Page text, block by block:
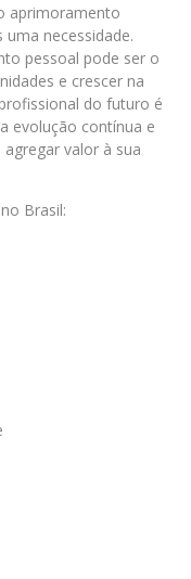
aprimoramento
necessidade.
pessoal pode ser o
e crescer na
do futuro é
evolução contínua e
valor à sua
Brasil: